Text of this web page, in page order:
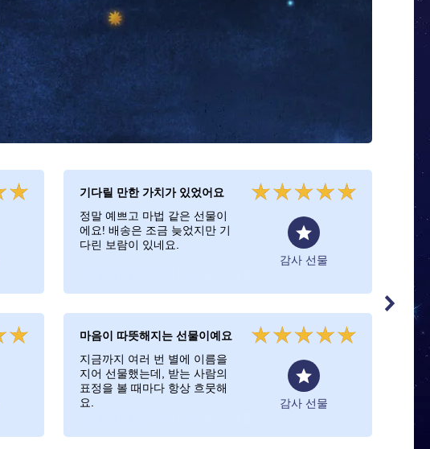
기다릴 만한 가치가 있었어요
정말 예쁘고 마법 같은 선물이
에요! 배송은 조금 늦었지만 기
다린 보람이 있네요.
감사 선물
마음이 따뜻해지는 선물이예요
지금까지 여러 번 별에 이름을
지어 선물했는데, 받는 사람의
표정을 볼 때마다 항상 흐뭇해
요.
감사 선물
예
감
별
빠